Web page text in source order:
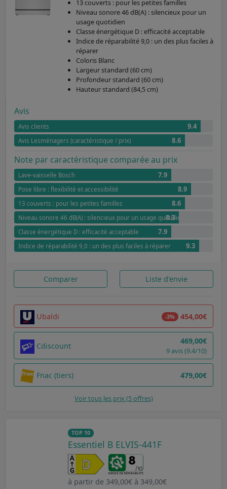
13 couverts : pour les petites familles
Niveau sonore 46 dB(A) : silencieux pour un
usage quotidien
Classe énergétique D : efficacité acceptable
Indice de réparabilité 9,0 : un des plus faciles à
réparer
Coloris Blanc
Largeur standard (60 cm)
Profondeur standard (60 cm)
Hauteur standard (84,5 cm)
Avis
Avis clients 9.4
Avis Lesménagers (caractéristique / prix) 8.6
Note par caractéristique comparée au prix
Lave-vaisselle Bosch 7.9
Pose libre : flexibilité et accessibilité 8.9
13 couverts : pour les petites familles 8.6
Niveau sonore 46 dB(A) : silencieux pour un usage quotidien
8.3
Classe énergétique D : efficacité acceptable 7.9
Indice de réparabilité 9,0 : un des plus faciles à réparer 9.3
Comparer Liste d'envie
Ubaldi -3% 454,00€
Cdiscount 469,00€
9 avis (9.4/10)
Fnac (tiers) 479,00€
Voir tous les prix (5 offres)
TOP 10
Essentiel B ELVIS-441F
à partir de 349,00€ à 349,00€